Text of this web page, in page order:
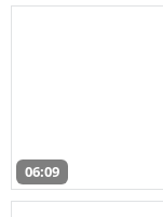
06:09